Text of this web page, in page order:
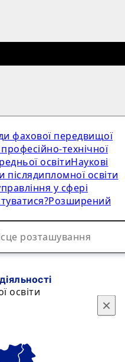
фахової передвищої
технічної
освітиНаукові
післядипломної освіти
у сфері
Розширений
×
освіти
×